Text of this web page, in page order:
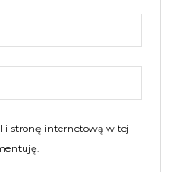
i stronę internetową w tej